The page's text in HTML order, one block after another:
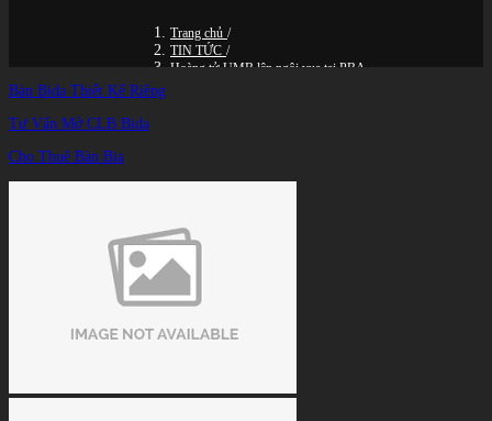
Trang chủ /
TIN TỨC /
Hoàng tử UMB lên ngôi vua tại PBA
Bàn Bida Thiết Kế Riêng
Tư Vấn Mở CLB Bida
Cho Thuê Bàn Bia